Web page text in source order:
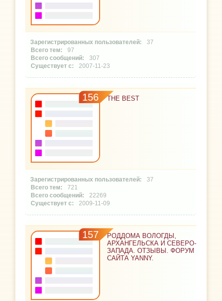
37
97
307
2007-11-23
156 THE BEST
37
721
22269
2009-11-09
157
РОДДОМА ВОЛОГДЫ,
АРХАНГЕЛЬСКА И СЕВЕРО-
ЗАПАДА. ОТЗЫВЫ. ФОРУМ
САЙТА YANNY.